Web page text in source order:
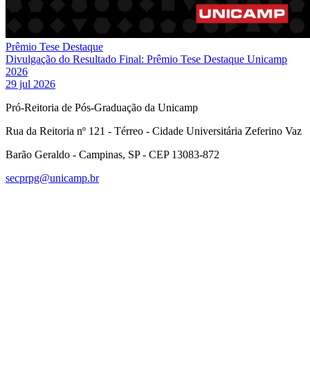
Prêmio Tese Destaque
Divulgação do Resultado Final: Prêmio Tese Destaque Unicamp
2026
29 jul 2026
Pró-Reitoria de Pós-Graduação da Unicamp
Rua da Reitoria nº 121 - Térreo - Cidade Universitária Zeferino Vaz
Barão Geraldo - Campinas, SP - CEP 13083-872
secprpg@unicamp.br